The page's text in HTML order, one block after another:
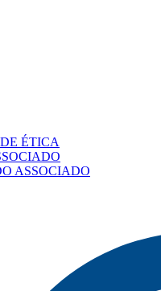
ÉTICA
ASSOCIADO